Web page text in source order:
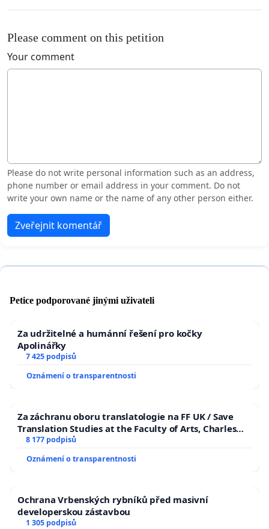
Please comment on this petition
Your comment
Please do not write personal information such as an address,
phone number or email address in your comment. Do not
write your own name or the name of any other person either.
Zveřejnit komentář
Petice podporované jinými uživateli
Za udržitelné a humánní řešení pro kočky
Apolinářky
7 425 podpisů
Oznámení o transparentnosti
Za záchranu oboru translatologie na FF UK / Save
Translation Studies at the Faculty of Arts, Charles
University
8 177 podpisů
Oznámení o transparentnosti
Ochrana Vrbenských rybníků před masivní
developerskou zástavbou
1 305 podpisů